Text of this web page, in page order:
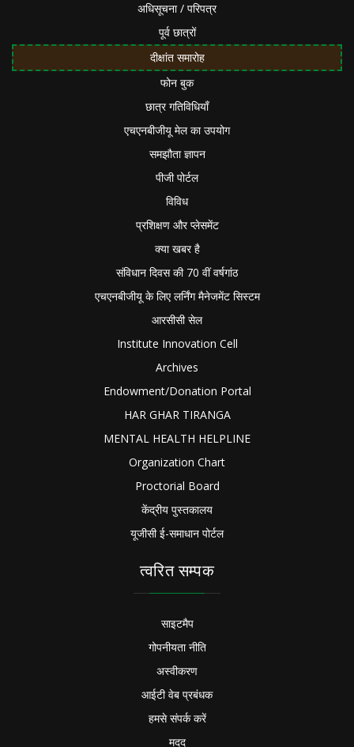
अधिसूचना / परिपत्र
पूर्व छात्रों
दीक्षांत समारोह
फोन बुक
छात्र गतिविधियाँ
एचएनबीजीयू मेल का उपयोग
समझौता ज्ञापन
पीजी पोर्टल
विविध
प्रशिक्षण और प्लेसमेंट
क्या खबर है
संविधान दिवस की 70 वीं वर्षगांठ
एचएनबीजीयू के लिए लर्निंग मैनेजमेंट सिस्टम
आरसीसी सेल
Institute Innovation Cell
Archives
Endowment/Donation Portal
HAR GHAR TIRANGA
MENTAL HEALTH HELPLINE
Organization Chart
Proctorial Board
केंद्रीय पुस्तकालय
यूजीसी ई-समाधान पोर्टल
त्वरित सम्पक
साइटमैप
गोपनीयता नीति
अस्वीकरण
आईटी वेब प्रबंधक
हमसे संपर्क करें
मदद